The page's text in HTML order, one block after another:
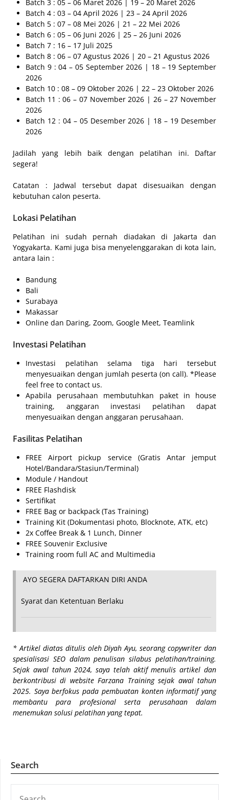
Batch 3 : 05 – 06 Maret 2026 | 19 – 20 Maret 2026
Batch 4 : 03 – 04 April 2026 | 23 – 24 April 2026
Batch 5 : 07 – 08 Mei 2026 | 21 – 22 Mei 2026
Batch 6 : 05 – 06 Juni 2026 | 25 – 26 Juni 2026
Batch 7 : 16 – 17 Juli 2025
Batch 8 : 06 – 07 Agustus 2026 | 20 – 21 Agustus 2026
Batch 9 : 04 – 05 September 2026 | 18 – 19 September
2026
Batch 10 : 08 – 09 Oktober 2026 | 22 – 23 Oktober 2026
Batch 11 : 06 – 07 November 2026 | 26 – 27 November
2026
Batch 12 : 04 – 05 Desember 2026 | 18 – 19 Desember
2026
Jadilah yang lebih baik dengan pelatihan ini. Daftar
segera!
Catatan : Jadwal tersebut dapat disesuaikan dengan
kebutuhan calon peserta.
Lokasi Pelatihan
Pelatihan ini sudah pernah diadakan di Jakarta dan
Yogyakarta. Kami juga bisa menyelenggarakan di kota lain,
antara lain :
Bandung
Bali
Surabaya
Makassar
Online dan Daring, Zoom, Google Meet, Teamlink
Investasi Pelatihan
Investasi pelatihan selama tiga hari tersebut
menyesuaikan dengan jumlah peserta (on call). *Please
feel free to contact us.
Apabila perusahaan membutuhkan paket in house
training, anggaran investasi pelatihan dapat
menyesuaikan dengan anggaran perusahaan.
Fasilitas Pelatihan
FREE Airport pickup service (Gratis Antar jemput
Hotel/Bandara/Stasiun/Terminal)
Module / Handout
FREE Flashdisk
Sertifikat
FREE Bag or backpack (Tas Training)
Training Kit (Dokumentasi photo, Blocknote, ATK, etc)
2x Coffee Break & 1 Lunch, Dinner
FREE Souvenir Exclusive
Training room full AC and Multimedia
AYO SEGERA DAFTARKAN DIRI ANDA
Syarat dan Ketentuan Berlaku
*Artikel diatas ditulis oleh Diyah Ayu, seorang copywriter dan
spesialisasi SEO dalam penulisan silabus pelatihan/training.
Sejak awal tahun 2024, saya telah aktif menulis artikel dan
berkontribusi di website Farzana Training sejak awal tahun
2025. Saya berfokus pada pembuatan konten informatif yang
membantu para profesional serta perusahaan dalam
menemukan solusi pelatihan yang tepat.
Search